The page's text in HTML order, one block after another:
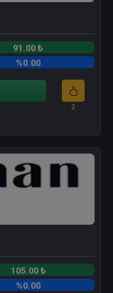
91.00 ₺
%0.00
2
105.00 ₺
%0.00